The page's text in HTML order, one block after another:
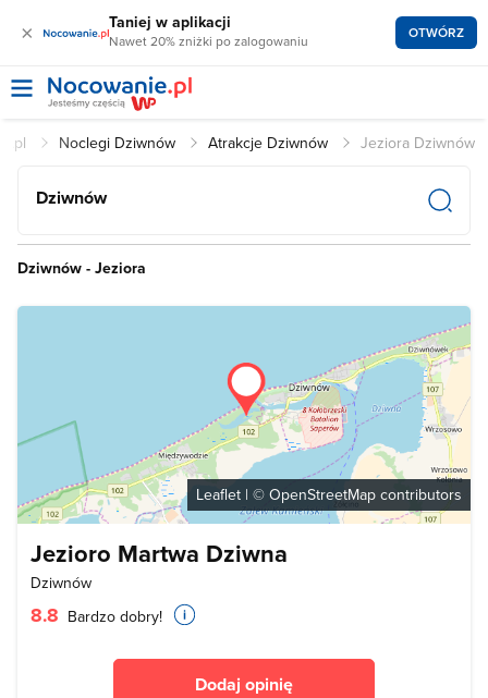
× Taniej w aplikacji
Nawet 20% zniżki po zalogowaniu OTWÓRZ
Noclegi Dziwnów Atrakcje Dziwnów Jeziora Dziwnów
Dziwnów
Dziwnów - Jeziora
Leaflet | © OpenStreetMap contributors
Jezioro Martwa Dziwna
Dziwnów
8.8 Bardzo dobry!
Dodaj opinię